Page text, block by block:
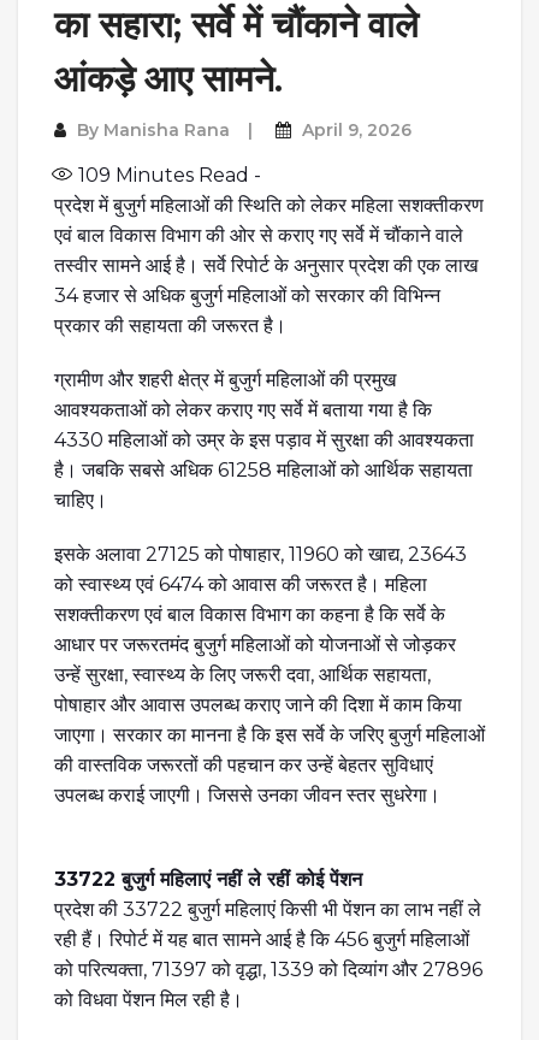
का सहारा; सर्वे में चौंकाने वाले
आंकड़े आए सामने.
By Manisha Rana April 9, 2026
109 Minutes Read -
प्रदेश में बुजुर्ग महिलाओं की स्थिति को लेकर महिला सशक्तीकरण
एवं बाल विकास विभाग की ओर से कराए गए सर्वे में चौंकाने वाले
तस्वीर सामने आई है। सर्वे रिपोर्ट के अनुसार प्रदेश की एक लाख
34 हजार से अधिक बुजुर्ग महिलाओं को सरकार की विभिन्न
प्रकार की सहायता की जरूरत है।
ग्रामीण और शहरी क्षेत्र में बुजुर्ग महिलाओं की प्रमुख
आवश्यकताओं को लेकर कराए गए सर्वे में बताया गया है कि
4330 महिलाओं को उम्र के इस पड़ाव में सुरक्षा की आवश्यकता
है। जबकि सबसे अधिक 61258 महिलाओं को आर्थिक सहायता
चाहिए।
इसके अलावा 27125 को पोषाहार, 11960 को खाद्य, 23643
को स्वास्थ्य एवं 6474 को आवास की जरूरत है। महिला
सशक्तीकरण एवं बाल विकास विभाग का कहना है कि सर्वे के
आधार पर जरूरतमंद बुजुर्ग महिलाओं को योजनाओं से जोड़कर
उन्हें सुरक्षा, स्वास्थ्य के लिए जरूरी दवा, आर्थिक सहायता,
पोषाहार और आवास उपलब्ध कराए जाने की दिशा में काम किया
जाएगा। सरकार का मानना है कि इस सर्वे के जरिए बुजुर्ग महिलाओं
की वास्तविक जरूरतों की पहचान कर उन्हें बेहतर सुविधाएं
उपलब्ध कराई जाएगी। जिससे उनका जीवन स्तर सुधरेगा।
33722 बुजुर्ग महिलाएं नहीं ले रहीं कोई पेंशन
प्रदेश की 33722 बुजुर्ग महिलाएं किसी भी पेंशन का लाभ नहीं ले
रही हैं। रिपोर्ट में यह बात सामने आई है कि 456 बुजुर्ग महिलाओं
को परित्यक्ता, 71397 को वृद्धा, 1339 को दिव्यांग और 27896
को विधवा पेंशन मिल रही है।